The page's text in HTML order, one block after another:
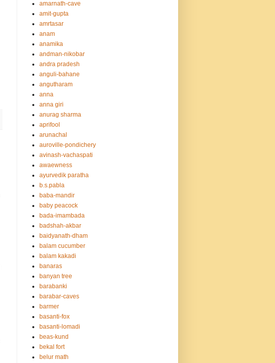
amarnath-cave
amit-gupta
amrtasar
anam
anamika
andman-nikobar
andra pradesh
anguli-bahane
angutharam
anna
anna giri
anurag sharma
aprifool
arunachal
auroville-pondichery
avinash-vachaspati
awaewness
ayurvedik paratha
b.s.pabla
baba-mandir
baby peacock
bada-imambada
badshah-akbar
baidyanath-dham
balam cucumber
balam kakadi
banaras
banyan tree
barabanki
barabar-caves
barmer
basanti-fox
basanti-lomadi
beas-kund
bekal fort
belur math